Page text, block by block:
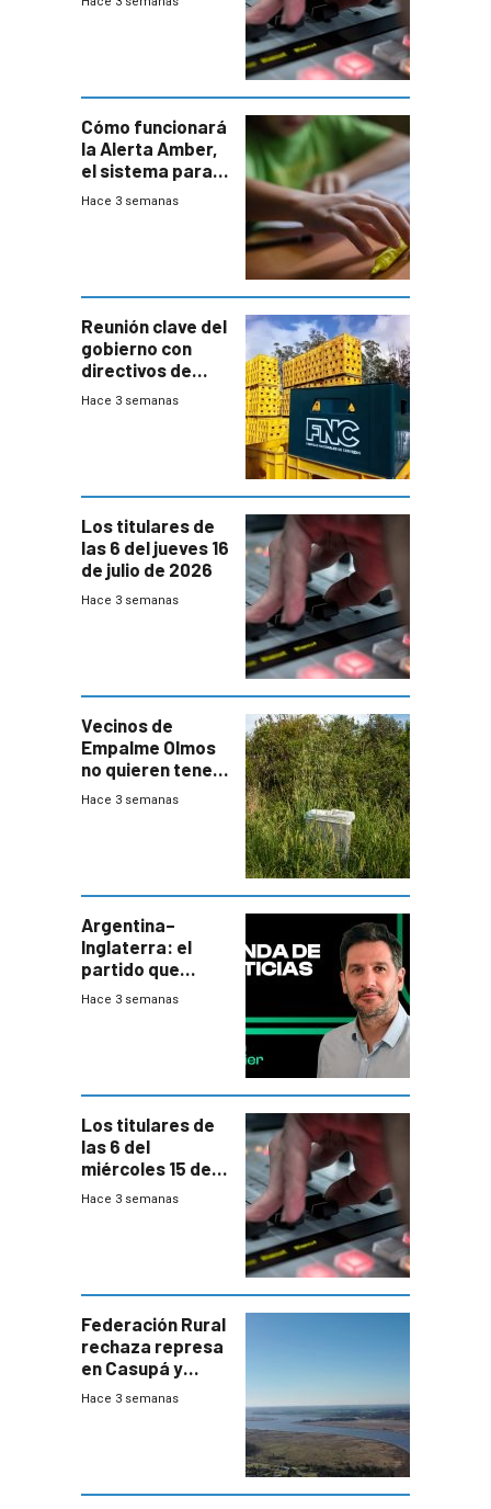
Cómo funcionará
la Alerta Amber,
el sistema para
la búsqueda
Hace 3 semanas
Reunión clave del
gobierno con
directivos de
Fábricas
Hace 3 semanas
Los titulares de
las 6 del jueves 16
de julio de 2026
Hace 3 semanas
Vecinos de
Empalme Olmos
no quieren tener
cerca una planta
departamental
Hace 3 semanas
Argentina–
Inglaterra: el
partido que
nunca termina
Hace 3 semanas
Los titulares de
las 6 del
miércoles 15 de
julio de 2026
Hace 3 semanas
Federación Rural
rechaza represa
en Casupá y
firma demanda
Hace 3 semanas